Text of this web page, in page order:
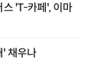
'T-카페', 이마
' 채우나